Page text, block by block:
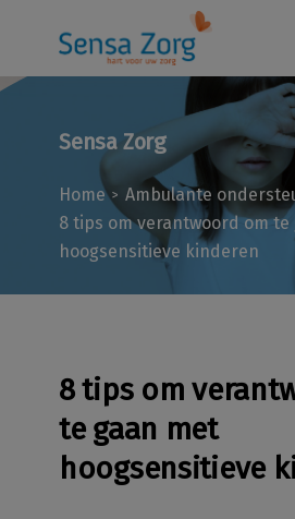
Sensa Zorg
Home> Ambulante
8 tips om verantwoord om te
hoogsensitieve kinderen
8 tips om
te gaan met
hoogsensitieve